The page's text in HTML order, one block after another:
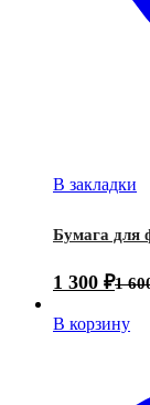
В закладки
Бумага для
1 300 ₽1
В корзину